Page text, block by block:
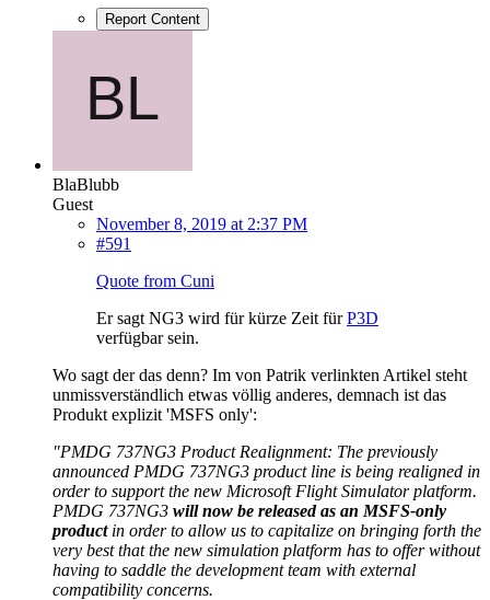
Report Content
BlaBlubb
Guest
November 8, 2019 at 2:37 PM
#591
Quote from Cuni
Er sagt NG3 wird für kürze Zeit fürP3D
verfügbar sein.
Wo sagt der das denn? Im von Patrik verlinkten Artikel steht
unmissverständlich etwas völlig anderes, demnach ist das
Produkt explizit 'MSFS only':
"PMDG 737NG3 Product Realignment: The previously
announced PMDG 737NG3 product line is being realigned in
order to support the new Microsoft Flight Simulator platform.
PMDG 737NG3 will now be released as an MSFS-only
productin order to allow us to capitalize on bringing forth the
very best that the new simulation platform has to offer without
having to saddle the development team with external
compatibility concerns.